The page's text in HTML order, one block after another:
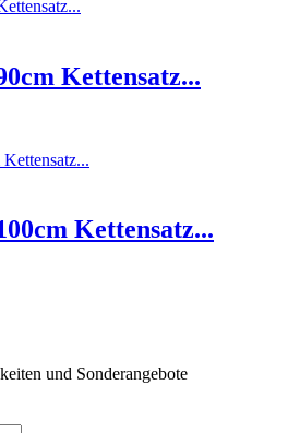
Kettensatz...
Kettensatz...
und Sonderangebote